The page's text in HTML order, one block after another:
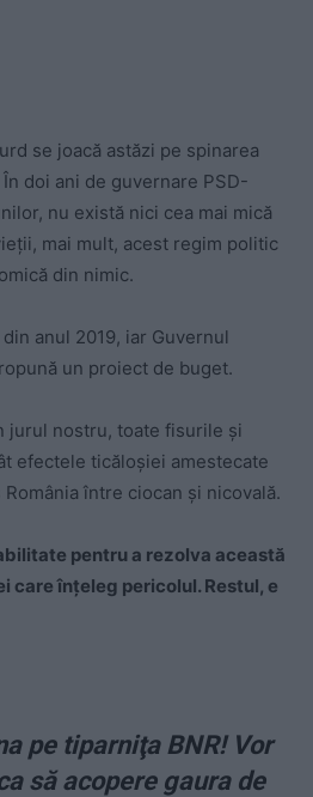
se joacă astăzi pe spinarea
doi ani de guvernare PSD-
nu există nici cea mai mică
mai mult, acest regim politic
din nimic.
anul 2019, iar Guvernul
un proiect de buget.
jurul nostru, toate fisurile și
efectele ticăloșiei amestecate
între ciocan și nicovală.
pentru a rezolva această
care înțeleg pericolul. Restul, e
pe tiparniţa BNR! Vor
să acopere gaura de